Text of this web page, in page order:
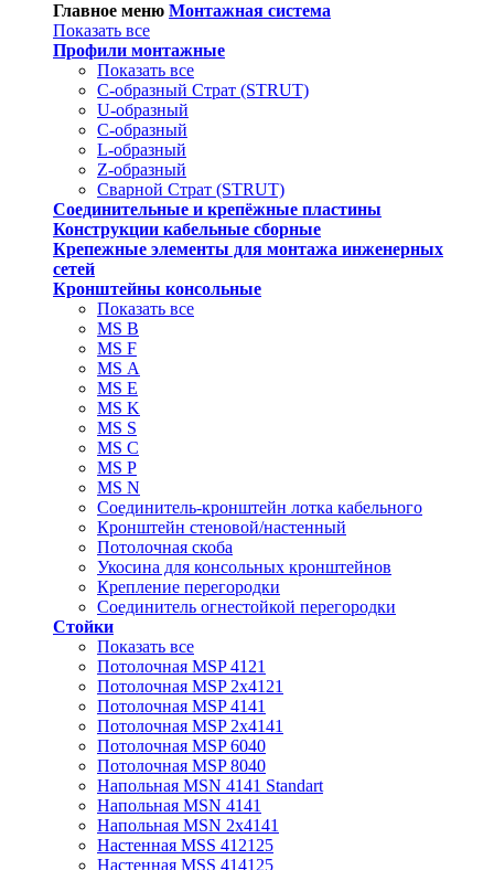
Главное меню Монтажная система
Показать все
Профили монтажные
Показать все
С-образный Страт (STRUT)
U-образный
С-образный
L-образный
Z-образный
Сварной Страт (STRUT)
Соединительные и крепёжные пластины
Конструкции кабельные сборные
Крепежные элементы для монтажа инженерных
сетей
Кронштейны консольные
Показать все
MS В
MS F
MS А
MS Е
MS K
MS S
MS C
MS P
MS N
Соединитель-кронштейн лотка кабельного
Кронштейн стеновой/настенный
Потолочная скоба
Укосина для консольных кронштейнов
Крепление перегородки
Соединитель огнестойкой перегородки
Стойки
Показать все
Потолочная MSP 4121
Потолочная MSP 2х4121
Потолочная MSP 4141
Потолочная MSP 2х4141
Потолочная MSP 6040
Потолочная MSP 8040
Напольная MSN 4141 Standart
Напольная MSN 4141
Напольная MSN 2х4141
Настенная MSS 412125
Настенная MSS 414125